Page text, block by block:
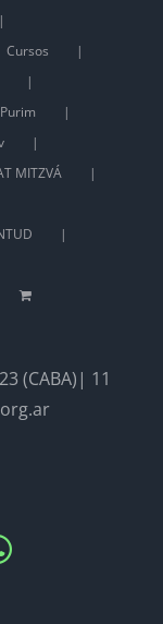
Cursos
Purim
MITZVÁ
(CABA)| 11